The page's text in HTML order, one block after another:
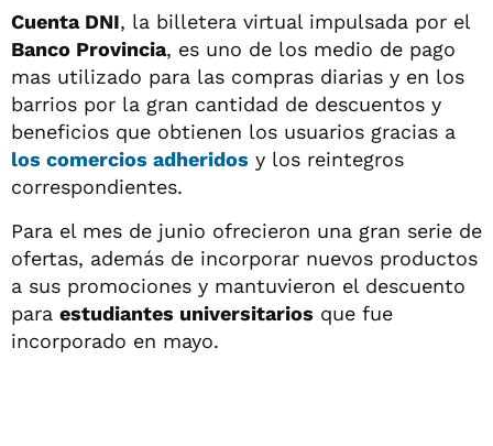
Cuenta DNI, la billetera virtual impulsada por el
Banco Provincia, es uno de los medio de pago
mas utilizado para las compras diarias y en los
barrios por la gran cantidad de descuentos y
beneficios que obtienen los usuarios gracias a
los comercios adheridos y los reintegros
correspondientes.
Para el mes de junio ofrecieron una gran serie de
ofertas, además de incorporar nuevos productos
a sus promociones y mantuvieron el descuento
para estudiantes universitarios que fue
incorporado en mayo.